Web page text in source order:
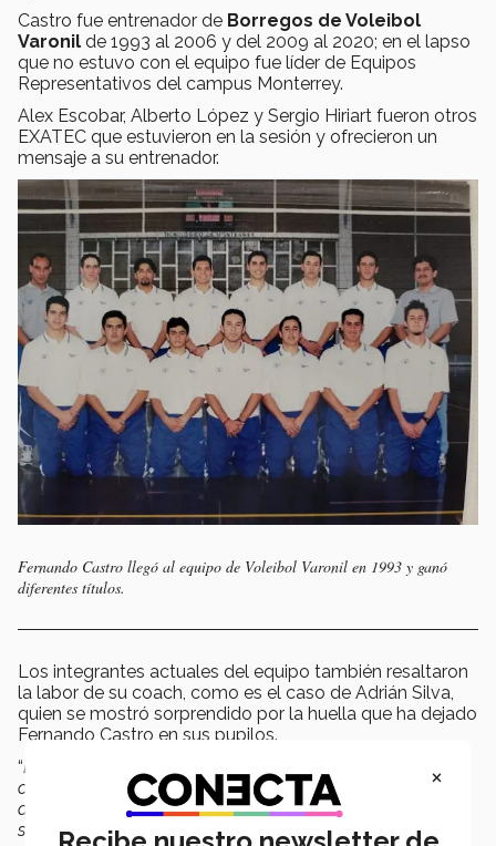
Castro fue entrenador de Borregos de Voleibol
Varonil de 1993 al 2006 y del 2009 al 2020; en el lapso
que no estuvo con el equipo fue líder de Equipos
Representativos del campus Monterrey.
Alex Escobar, Alberto López y Sergio Hiriart fueron otros
EXATEC que estuvieron en la sesión y ofrecieron un
mensaje a su entrenador.
Fernando Castro llegó al equipo de Voleibol Varonil en 1993 y ganó
diferentes títulos.
Los integrantes actuales del equipo también resaltaron
la labor de su coach, como es el caso de Adrián Silva,
quien se mostró sorprendido por la huella que ha dejado
Fernando Castro en sus pupilos.
“Definitivamente estaba comprometido al 100 por ciento
con su trabajo, no solo en lo deportivo, también en lo
académico y lo espiritual, y yo creo que eso habla por sí
solo de todo su compromiso y toda su entrega a formar
×